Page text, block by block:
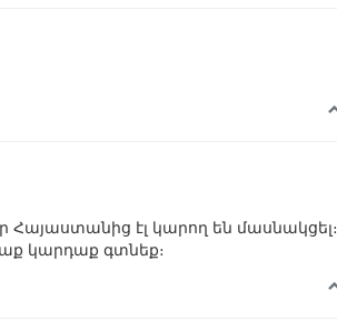
Հայաստանից էլ կարող են մասնակցել։
կարդաք գտնեք։